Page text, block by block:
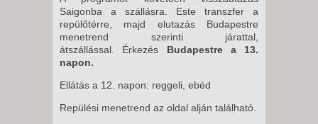
Saigonba a szállásra. Este transzfer a
repülőtérre, majd elutazás Budapestre
menetrend szerinti járattal,
átszállással. Érkezés Budapestre a 13.
napon.
Ellátás a 12. napon: reggeli, ebéd
Repülési menetrend az oldal alján található.